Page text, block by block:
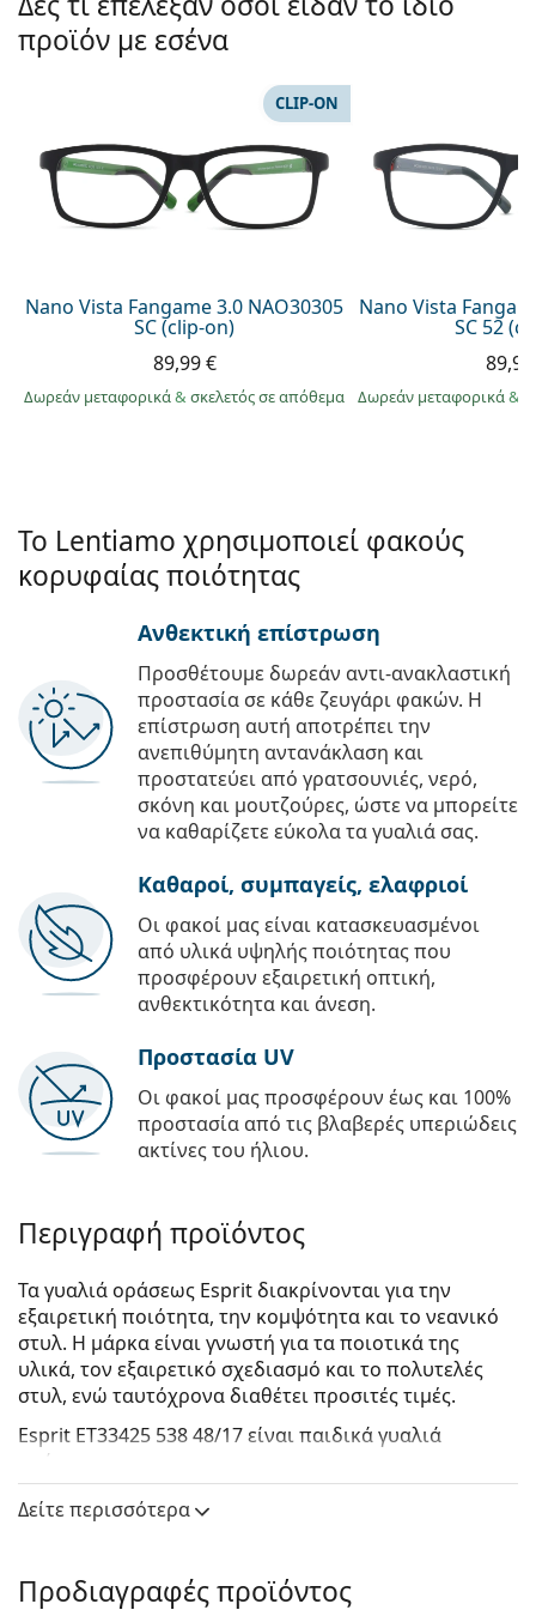
Όλες οι μάρκες
Persol
Όλες οι μάρκες
Όλα τα υγρά φακών
προϊόν με εσένα
Nano Vista Fangame 3.0 NAO30305
SC (clip-on)
CLIP-ON
89,99 €
Δωρεάν μεταφορικά& σκελετός σε απόθεμα
Nano Vista
SC 52
Δωρεάν μεταφορικά&
Το Lentiamo χρησιμοποιεί φακούς
κορυφαίας ποιότητας
Ανθεκτική επίστρωση
Προσθέτουμε δωρεάν αντι-ανακλαστική
προστασία σε κάθε ζευγάρι φακών. Η
επίστρωση αυτή αποτρέπει την
ανεπιθύμητη αντανάκλαση και
προστατεύει από γρατσουνιές, νερό,
σκόνη και μουτζούρες, ώστε να μπορείτε
να καθαρίζετε εύκολα τα γυαλιά σας.
Καθαροί, συμπαγείς, ελαφριοί
Οι φακοί μας είναι κατασκευασμένοι
από υλικά υψηλής ποιότητας που
προσφέρουν εξαιρετική οπτική,
ανθεκτικότητα και άνεση.
Προστασία UV
Οι φακοί μας προσφέρουν έως και 100%
προστασία από τις βλαβερές υπεριώδεις
ακτίνες του ήλιου.
Περιγραφή προϊόντος
Τα γυαλιά οράσεως Esprit διακρίνονται για την
εξαιρετική ποιότητα, την κομψότητα και το νεανικό
στυλ. Η μάρκα είναι γνωστή για τα ποιοτικά της
υλικά, τον εξαιρετικό σχεδιασμό και το πολυτελές
στυλ, ενώ ταυτόχρονα διαθέτει προσιτές τιμές.
Esprit ET33425 538 48/17είναι παιδικά γυαλιά
οράσεως.
Δείτε πώς φαίνονται πάνω σας αυτά τα γυαλιά
οράσεως με τη λειτουργία του Εικονικού καθρέφτη
Σκελετός γυαλιών οράσεως
Δείτε περισσότερα
Προδιαγραφές προϊόντος